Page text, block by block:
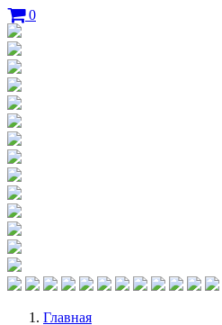
0
Главная